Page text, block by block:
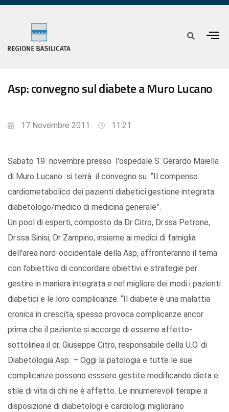
Asp: convegno sul diabete a Muro Lucano
17 Novembre 2011 11:21
Sabato 19 novembre presso l'ospedale S. Gerardo Maiella
di Muro Lucano si terrà il convegno su “Il compenso
cardiometabolico dei pazienti diabetici:gestione integrata
diabetologo/medico di medicina generale”.
Un pool di esperti, composto da Dr Citro, Dr.ssa Petrone,
Dr.ssa Sinisi, Dr Zampino, insieme ai medici di famiglia
dell'area nord-occidentale della Asp, affronteranno il tema
con l’obiettivo di concordare obiettivi e strategie per
gestire in maniera integrata e nel migliore dei modi i pazienti
diabetici e le loro complicanze. “Il diabete è una malattia
cronica in crescita, spesso provoca complicanze ancor
prima che il paziente si accorge di esserne affetto-
sottolinea il dr. Giuseppe Citro, responsabile della U.O. di
Diabetologia Asp – Oggi la patologia e tutte le sue
complicanze possono esssere gestite modificando dieta e
stile di vita di chi ne è affetto. Le innumerevoli terapie a
disposizione di diabetologi e cardiologi migliorano